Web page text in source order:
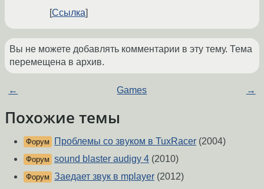
Ссылка
Вы не можете добавлять комментарии в эту тему. Тема
перемещена в архив.
← Games →
Похожие темы
Форум Проблемы со звуком в TuxRacer (2004)
Форум sound blaster audigy 4 (2010)
Форум Заедает звук в mplayer (2012)